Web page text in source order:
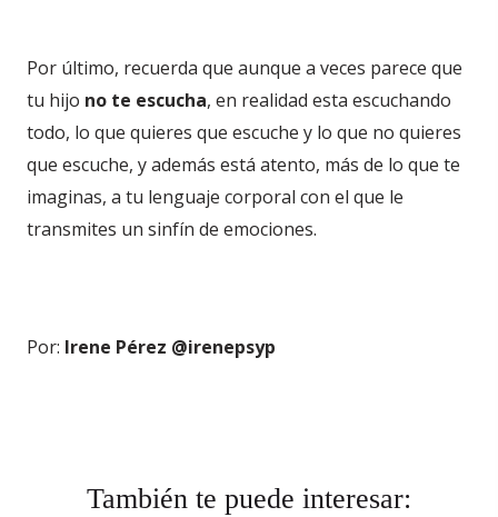
Por último, recuerda que aunque a veces parece que
tu hijo no te escucha, en realidad esta escuchando
todo, lo que quieres que escuche y lo que no quieres
que escuche, y además está atento, más de lo que te
imaginas, a tu lenguaje corporal con el que le
transmites un sinfín de emociones.
Por: Irene Pérez @irenepsyp
También te puede interesar: